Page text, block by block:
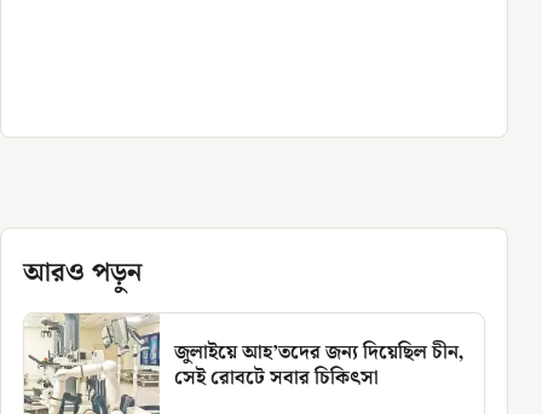
আরও পড়ুন
জুলাইয়ে আহ’তদের জন্য দিয়েছিল চীন,
সেই রোবটে সবার চিকিৎসা